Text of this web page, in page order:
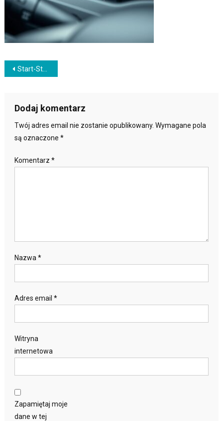
Nawigacja
Start-Stop a spalanie: ile paliwa realnie oszczędza i jak wpływa na akumulator oraz rozrusznik
Dodaj komentarz
Twój adres email nie zostanie opublikowany. Wymagane pola
są oznaczone *
Komentarz *
Nazwa *
Adres email *
Witryna
internetowa
Zapamiętaj moje
dane w tej